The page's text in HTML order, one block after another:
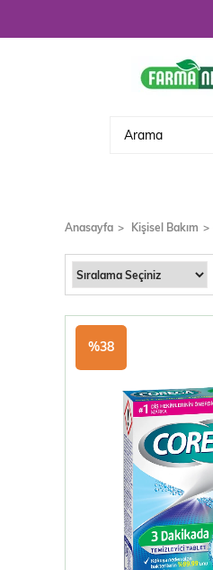
Anasayfa Kişisel Bakım
%38